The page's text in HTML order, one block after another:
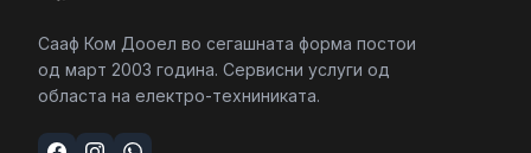
Сааф Ком Дооел во сегашната форма постои
од март 2003 година. Сервисни услуги од
областа на електро-техниниката.